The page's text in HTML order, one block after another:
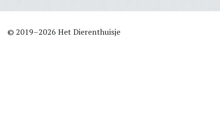
© 2019–2026 Het Dierenthuisje